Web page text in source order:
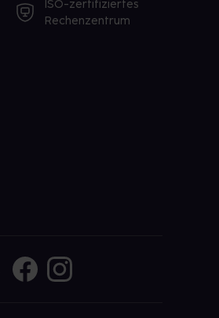
ISO-zertifiziertes
Rechenzentrum